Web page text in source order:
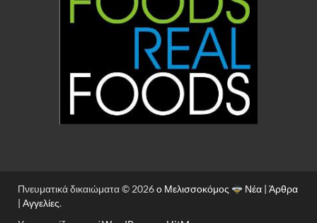
(OLA BIO)
Πνευματικά δικαιώματα © 2026ο Μελισσοκόμος
Νέα | Άρθρα
| Αγγελίες.